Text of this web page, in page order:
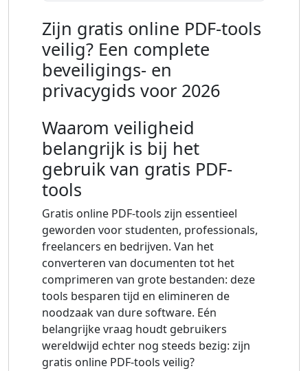
Zijn gratis online PDF-tools
veilig? Een complete
beveiligings- en
privacygids voor 2026
Waarom veiligheid
belangrijk is bij het
gebruik van gratis PDF-
tools
Gratis online PDF-tools zijn essentieel
geworden voor studenten, professionals,
freelancers en bedrijven. Van het
converteren van documenten tot het
comprimeren van grote bestanden: deze
tools besparen tijd en elimineren de
noodzaak van dure software. Eén
belangrijke vraag houdt gebruikers
wereldwijd echter nog steeds bezig: zijn
gratis online PDF-tools veilig?